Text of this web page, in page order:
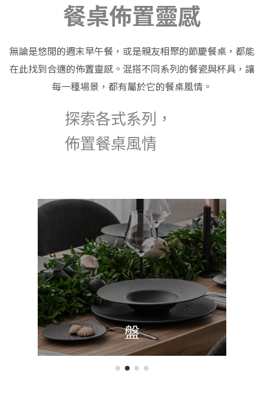
餐桌佈置靈感
無論是悠閒的週末早午餐，或是親友相聚的節慶餐桌，都能
在此找到合適的佈置靈感。混搭不同系列的餐瓷與杯具，讓
每一種場景，都有屬於它的餐桌風情。
探索各式系列，
佈置餐桌風情
盤